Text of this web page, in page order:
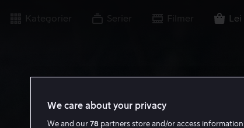
Kategorier Serier Filmer
We care about your privacy
We and our 78 partners store and/or access